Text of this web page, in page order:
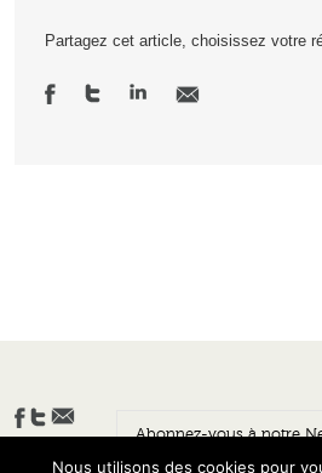
Partagez cet article, choisissez votre
Nous utilisons des cookies pour